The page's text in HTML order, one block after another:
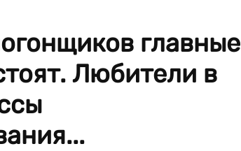
главные
Любители в